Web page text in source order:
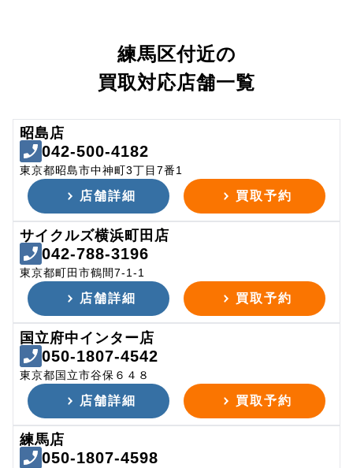
練馬区付近の
買取対応店舗一覧
昭島店
042-500-4182
東京都昭島市中神町3丁目7番1
店舗詳細 買取予約
サイクルズ横浜町田店
042-788-3196
東京都町田市鶴間7-1-1
店舗詳細 買取予約
国立府中インター店
050-1807-4542
東京都国立市谷保６４８
店舗詳細 買取予約
練馬店
050-1807-4598